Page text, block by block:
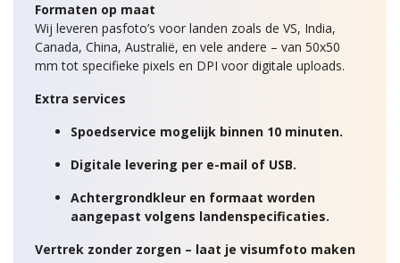
Formaten op maat
Wij leveren pasfoto’s voor landen zoals de VS, India,
Canada, China, Australië, en vele andere – van 50x50
mm tot specifieke pixels en DPI voor digitale uploads.
Extra services
Spoedservice mogelijk binnen 10 minuten.
Digitale levering per e-mail of USB.
Achtergrondkleur en formaat worden
aangepast volgens landenspecificaties.
Vertrek zonder zorgen – laat je visumfoto maken